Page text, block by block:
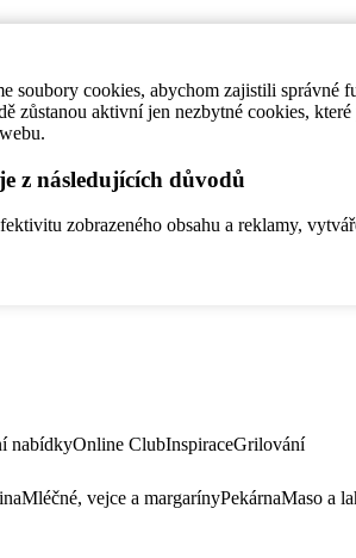
soubory cookies, abychom zajistili
zůstanou aktivní jen nezbytné cookies,
z následujících důvodů
zobrazeného obsahu a reklamy,
nabídkyOnline ClubInspiraceGrilování
Mléčné, vejce a margarínyPekárnaMaso a